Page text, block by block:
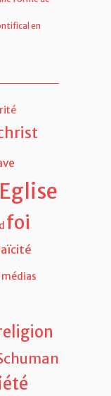
en
Eglise
foi
laïcité
médias